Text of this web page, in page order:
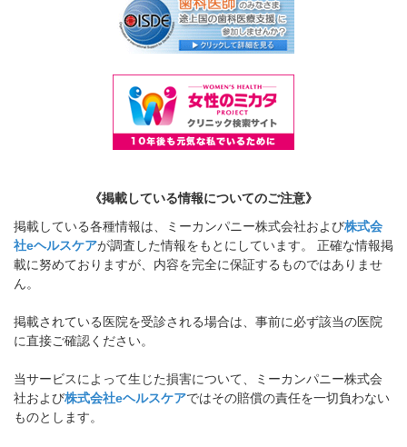
《掲載している情報についてのご注意》
掲載している各種情報は、ミーカンパニー株式会社および株式会
社eヘルスケアが調査した情報をもとにしています。 正確な情報掲
載に努めておりますが、内容を完全に保証するものではありませ
ん。
掲載されている医院を受診される場合は、事前に必ず該当の医院
に直接ご確認ください。
当サービスによって生じた損害について、ミーカンパニー株式会
社および株式会社eヘルスケアではその賠償の責任を一切負わない
ものとします。